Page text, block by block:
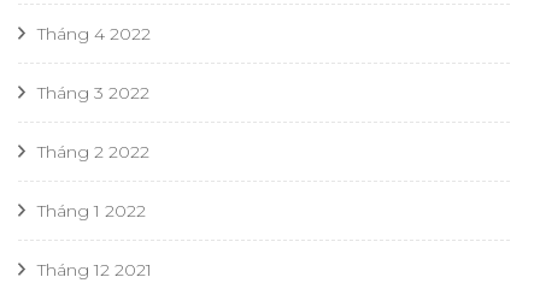
Tháng 4 2022
Tháng 3 2022
Tháng 2 2022
Tháng 1 2022
Tháng 12 2021